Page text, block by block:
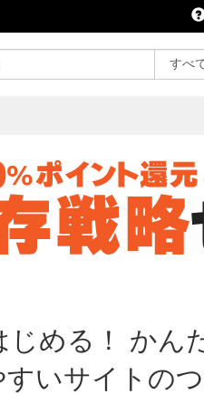
める！ かん
いサイトの